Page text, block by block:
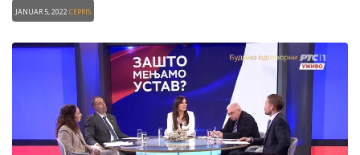
Januar 5, 2022CEPRIS